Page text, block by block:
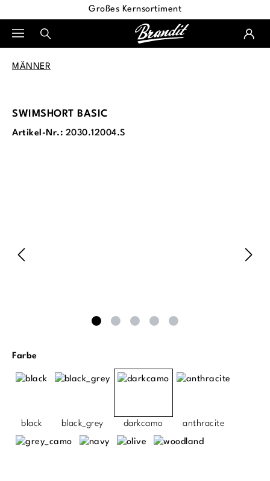
Großes Kernsortiment
MÄNNER
SWIMSHORT BASIC
Artikel-Nr.: 2030.12004.S
Farbeauswählen
black black_grey darkcamo anthracite